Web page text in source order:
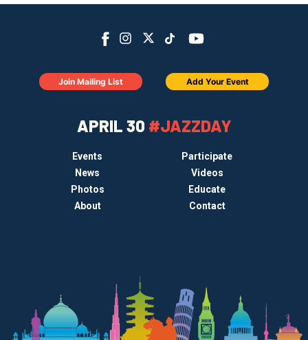
APRIL 30 #JAZZDAY
Events
Participate
News
Videos
Photos
Educate
About
Contact
Join Mailing List Add Your Event